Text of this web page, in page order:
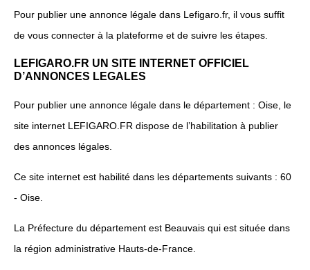
Pour publier une annonce légale dans Lefigaro.fr, il vous suffit
de vous connecter à la plateforme et de suivre les étapes.
LEFIGARO.FR UN SITE INTERNET OFFICIEL
D’ANNONCES LEGALES
Pour publier une annonce légale dans le département : Oise, le
site internet LEFIGARO.FR dispose de l’habilitation à publier
des annonces légales.
Ce site internet est habilité dans les départements suivants : 60
- Oise.
La Préfecture du département est Beauvais qui est située dans
la région administrative Hauts-de-France.